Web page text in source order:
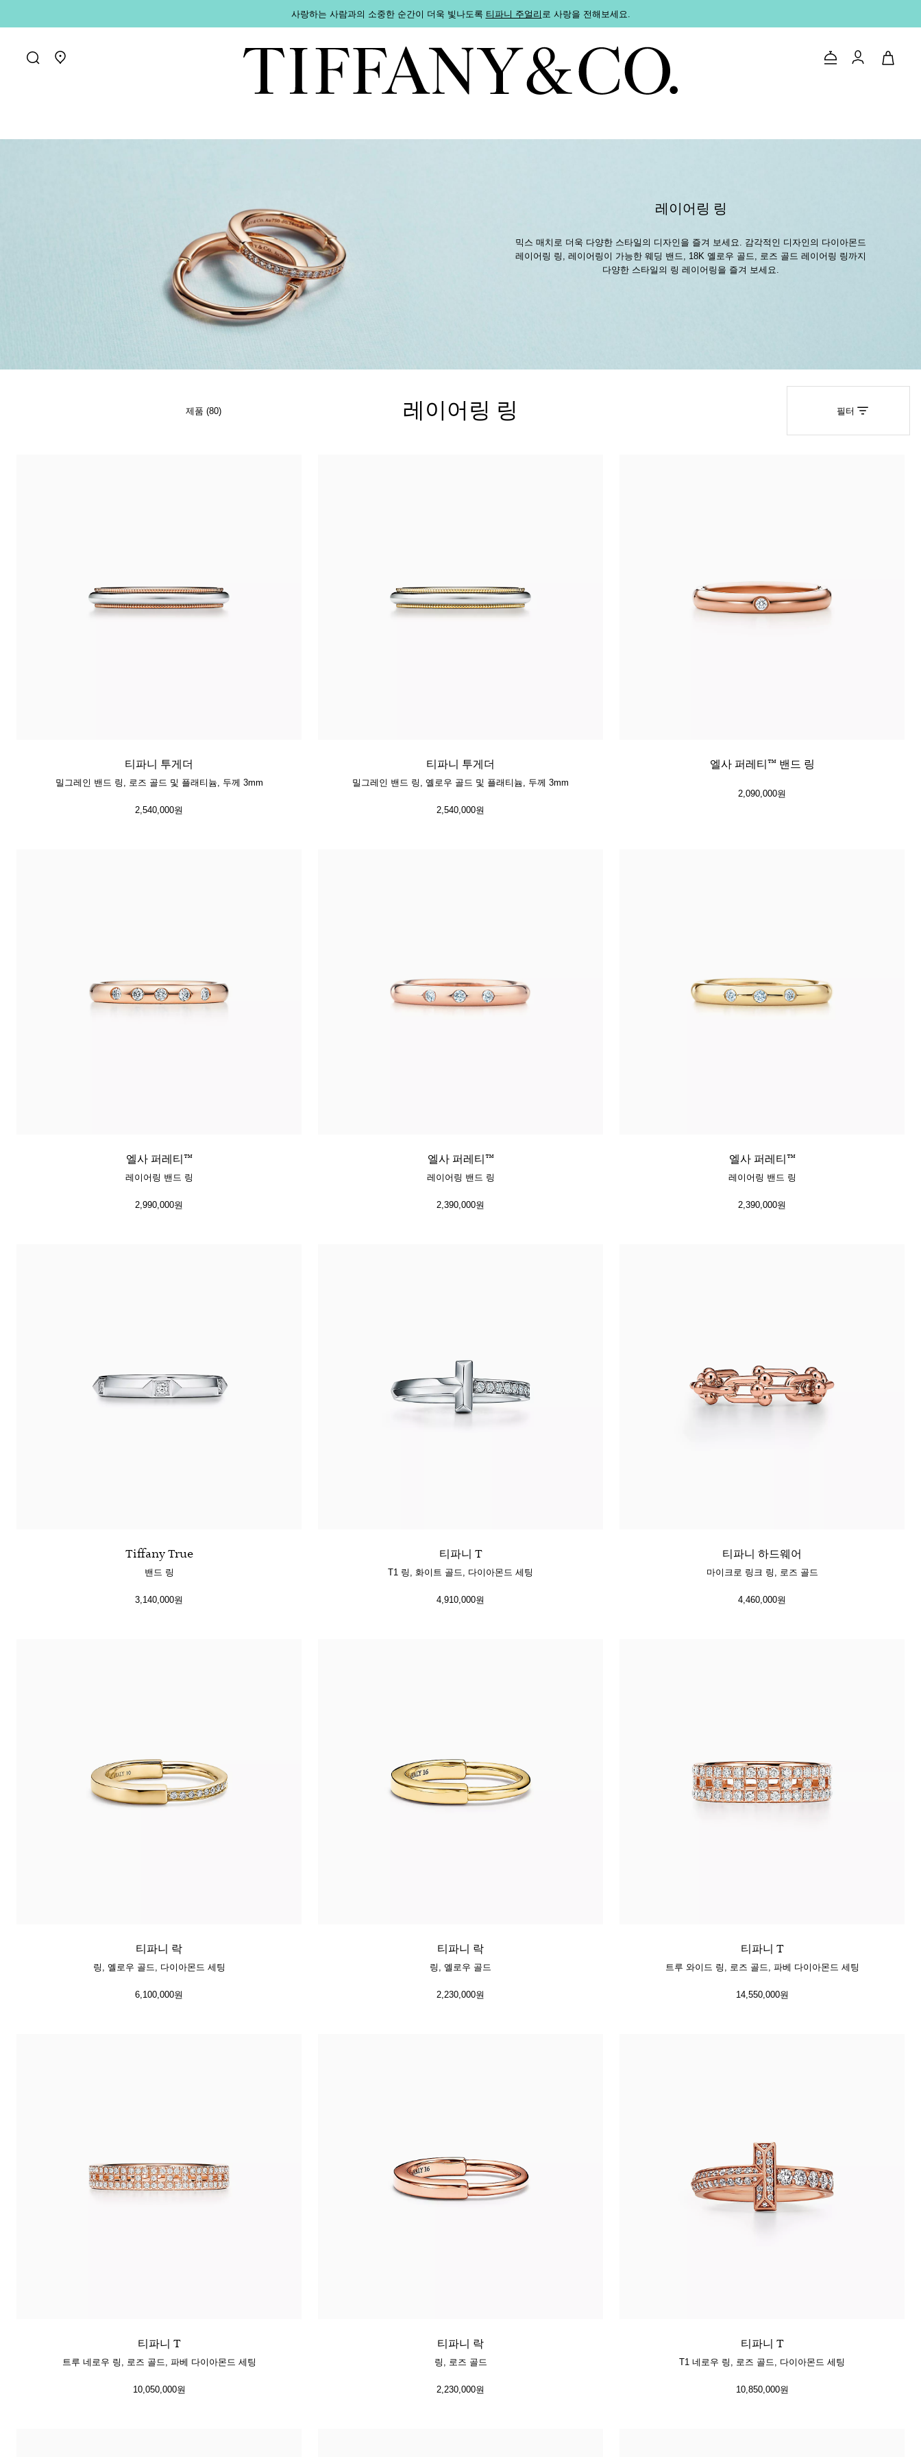
사랑하는 사람과의 소중한 순간이 더욱 빛나도록 티파니 주얼리로 사랑을 전해보세요.
매장 찾기로 가기 문의하기로그인
티파니 다이아몬드 전문가와의 티파니 다이아몬드 가이드를 확인해보세요
레이어링 링
믹스 매치로 더욱 다양한 스타일의 디자인을 즐겨 보세요. 감각적인 디자인의 다이아몬드
레이어링 링, 레이어링이 가능한 웨딩 밴드, 18K 옐로우 골드, 로즈 골드 레이어링 링까지
다양한 스타일의 링 레이어링을 즐겨 보세요.
제품 (80) 레이어링 링 필터
티파니 투게더
밀그레인 밴드 링, 로즈 골드 및 플래티늄, 두께 3mm
2,540,000원
티파니 투게더
밀그레인 밴드 링, 옐로우 골드 및 플래티늄, 두께 3mm
2,540,000원
엘사 퍼레티™ 밴드 링
2,090,000원
엘사 퍼레티™
레이어링 밴드 링
2,990,000원
엘사 퍼레티™
레이어링 밴드 링
2,390,000원
엘사 퍼레티™
레이어링 밴드 링
2,390,000원
Tiffany True
밴드 링
3,140,000원
티파니 T
T1 링, 화이트 골드, 다이아몬드 세팅
4,910,000원
티파니 하드웨어
마이크로 링크 링, 로즈 골드
4,460,000원
티파니 락
링, 옐로우 골드, 다이아몬드 세팅
6,100,000원
티파니 락
링, 옐로우 골드
2,230,000원
티파니 T
트루 와이드 링, 로즈 골드, 파베 다이아몬드 세팅
14,550,000원
티파니 T
트루 네로우 링, 로즈 골드, 파베 다이아몬드 세팅
10,050,000원
티파니 락
링, 로즈 골드
2,230,000원
티파니 T
T1 네로우 링, 로즈 골드, 다이아몬드 세팅
10,850,000원